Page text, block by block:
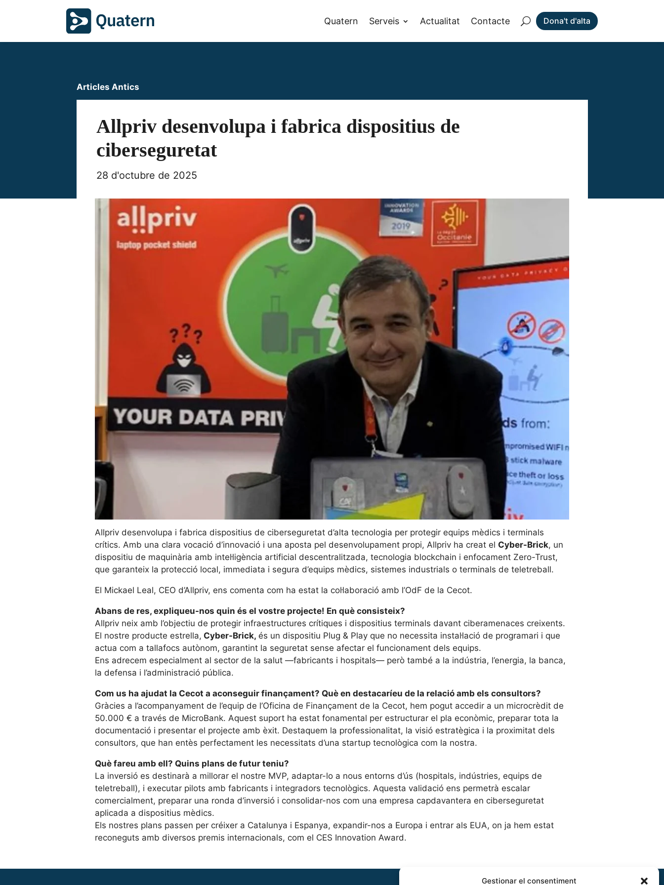
Gestionar el consentiment
Quatern Serveis Actualitat Contacte Dona't d'alta
Articles Antics
Allpriv desenvolupa i fabrica dispositius de
ciberseguretat
28 d'octubre de 2025
Allpriv desenvolupa i fabrica dispositius de ciberseguretat d’alta tecnologia per protegir equips mèdics i terminals
crítics. Amb una clara vocació d’innovació i una aposta pel desenvolupament propi, Allpriv ha creat el Cyber-Brick, un
dispositiu de maquinària amb intel·ligència artificial descentralitzada, tecnologia blockchain i enfocament Zero-Trust,
que garanteix la protecció local, immediata i segura d’equips mèdics, sistemes industrials o terminals de teletreball.
El Mickael Leal, CEO d’Allpriv, ens comenta com ha estat la col·laboració amb l’OdF de la Cecot.
Abans de res, expliqueu-nos quin és el vostre projecte! En què consisteix?
Allpriv neix amb l’objectiu de protegir infraestructures crítiques i dispositius terminals davant ciberamenaces creixents.
El nostre producte estrella, Cyber-Brick, és un dispositiu Plug & Play que no necessita instal·lació de programari i que
actua com a tallafocs autònom, garantint la seguretat sense afectar el funcionament dels equips.
Ens adrecem especialment al sector de la salut —fabricants i hospitals— però també a la indústria, l’energia, la banca,
la defensa i l’administració pública.
Com us ha ajudat la Cecot a aconseguir finançament? Què en destacaríeu de la relació amb els consultors?
Gràcies a l’acompanyament de l’equip de l’Oficina de Finançament de la Cecot, hem pogut accedir a un microcrèdit de
50.000 € a través de MicroBank. Aquest suport ha estat fonamental per estructurar el pla econòmic, preparar tota la
documentació i presentar el projecte amb èxit. Destaquem la professionalitat, la visió estratègica i la proximitat dels
consultors, que han entès perfectament les necessitats d’una startup tecnològica com la nostra.
Què fareu amb ell? Quins plans de futur teniu?
La inversió es destinarà a millorar el nostre MVP, adaptar-lo a nous entorns d’ús (hospitals, indústries, equips de
teletreball), i executar pilots amb fabricants i integradors tecnològics. Aquesta validació ens permetrà escalar
comercialment, preparar una ronda d’inversió i consolidar-nos com una empresa capdavantera en ciberseguretat
aplicada a dispositius mèdics.
Els nostres plans passen per créixer a Catalunya i Espanya, expandir-nos a Europa i entrar als EUA, on ja hem estat
reconeguts amb diversos premis internacionals, com el CES Innovation Award.